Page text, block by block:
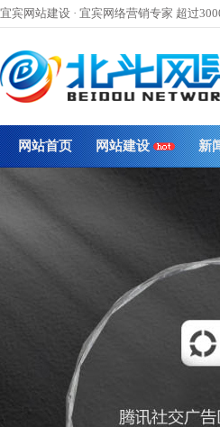
宜宾网站建设 · 宜宾网络营销专家 超过
网站首页 网站建设 新